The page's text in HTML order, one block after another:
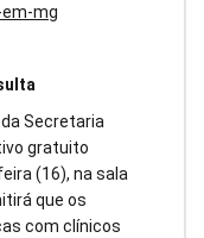
mg
Secretaria
gratuito
(16), na sala
que os
com clínicos